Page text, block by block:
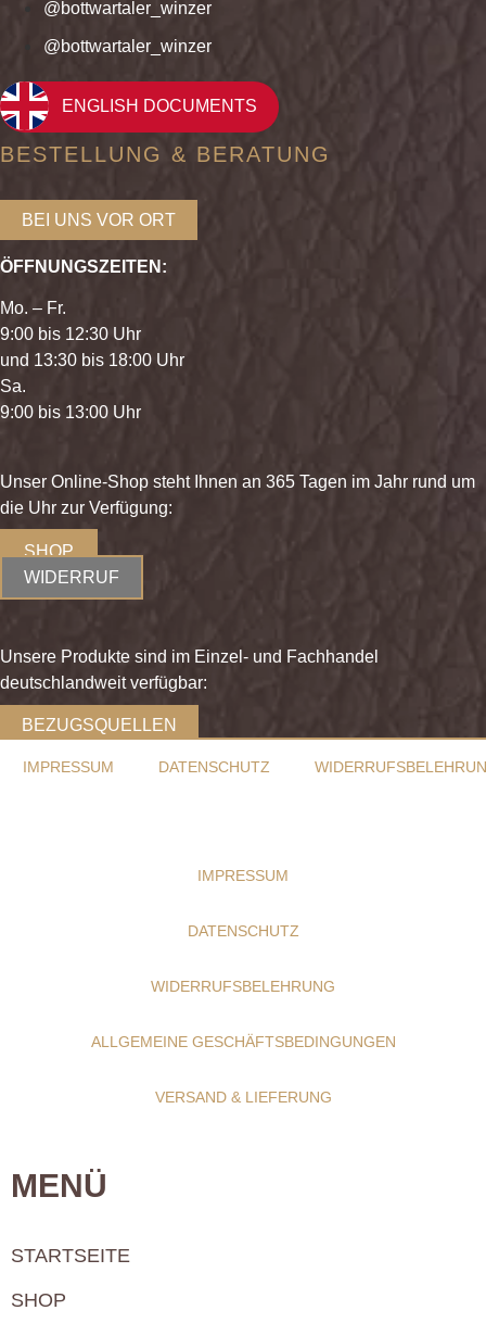
@bottwartaler_winzer
@bottwartaler_winzer
ENGLISH DOCUMENTS
BESTELLUNG & BERATUNG
BEI UNS VOR ORT
ÖFFNUNGSZEITEN:
Mo. – Fr.
9:00 bis 12:30 Uhr
und 13:30 bis 18:00 Uhr
Sa.
9:00 bis 13:00 Uhr
Unser Online-Shop steht Ihnen an 365 Tagen im Jahr rund um
die Uhr zur Verfügung:
SHOP
WIDERRUF
Unsere Produkte sind im Einzel- und Fachhandel
deutschlandweit verfügbar:
BEZUGSQUELLEN
IMPRESSUM DATENSCHUTZ
IMPRESSUM
DATENSCHUTZ
WIDERRUFSBELEHRUNG
ALLGEMEINE GESCHÄFTSBEDINGUNGEN
VERSAND & LIEFERUNG
MENÜ
STARTSEITE
SHOP